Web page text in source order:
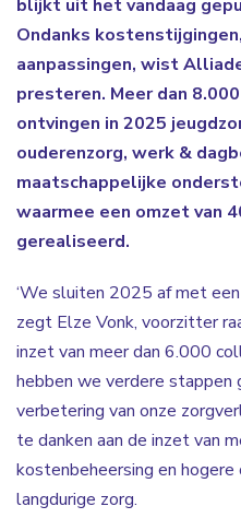
blijkt uit het vandaag
Ondanks
aanpassingen, wist
presteren. Meer dan
ontvingen in 2025
ouderenzorg, werk &
maatschappelijke
waarmee een omzet van
gerealiseerd.
‘We sluiten 2025 af met
zegt Elze Vonk, voorzitter
inzet van meer dan 6.000
hebben we verdere stappen
verbetering van onze
te danken aan de inzet van
kostenbeheersing en
langdurige zorg.